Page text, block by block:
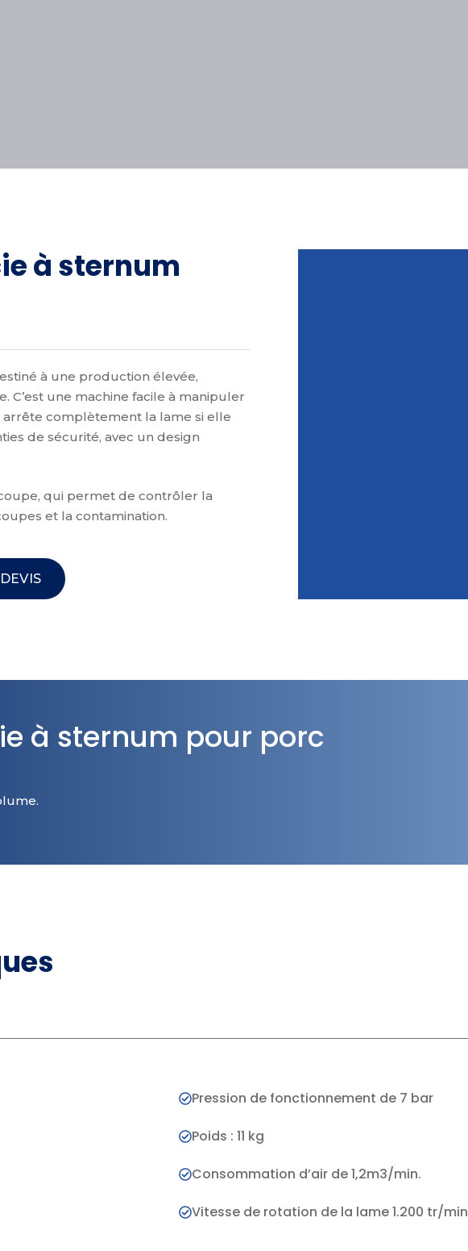
à sternum
à une production élevée,
C’est une machine facile à manipuler
complètement la lame si elle
de sécurité, avec un design
qui permet de contrôler la
et la contamination.
à sternum pour porc
Pression de fonctionnement de 7 bar
Poids : 11 kg
Consommation d’air de 1,2m3/min.
Vitesse de rotation de la lame 1.200 tr/min